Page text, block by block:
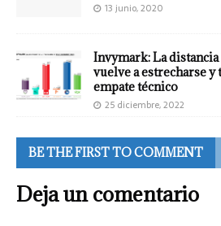
13 junio, 2020
Invymark: La distancia
vuelve a estrecharse
empate técnico
25 diciembre, 2022
BE THE FIRST TO COMMENT
Deja un comentario